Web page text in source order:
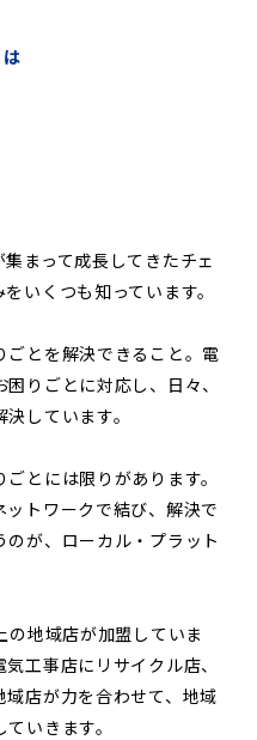
まって成長してきたチェ
いくつも知っています。
とを解決できること。電
りごとに対応し、日々、
しています。
とには限りがあります。
トワークで結び、解決で
が、ローカル・プラット
の地域店が加盟していま
工事店にリサイクル店、
店が力を合わせて、地域
いきます。